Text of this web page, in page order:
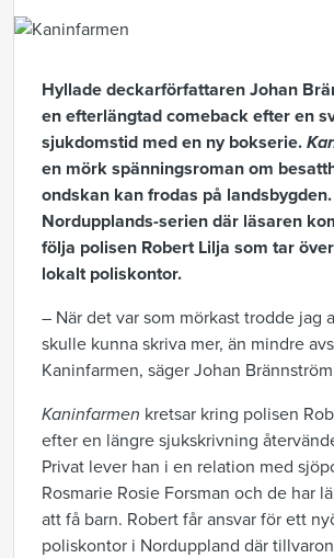
Hyllade deckarförfattaren Johan
en efterlängtad comeback efter en
sjukdomstid med en ny bokserie.
en mörk spänningsroman om
ondskan kan frodas på
Nordupplands-serien där läsaren
följa polisen Robert Lilja som tar
lokalt poliskontor.
– När det var som mörkast trodde jag
skulle kunna skriva mer, än mindre
Kaninfarmen, säger Johan
Kaninfarmen kretsar kring polisen
efter en längre sjukskrivning
Privat lever han i en relation med
Rosmarie Rosie Forsman och de har
att få barn. Robert får ansvar för ett
poliskontor i Norduppland där